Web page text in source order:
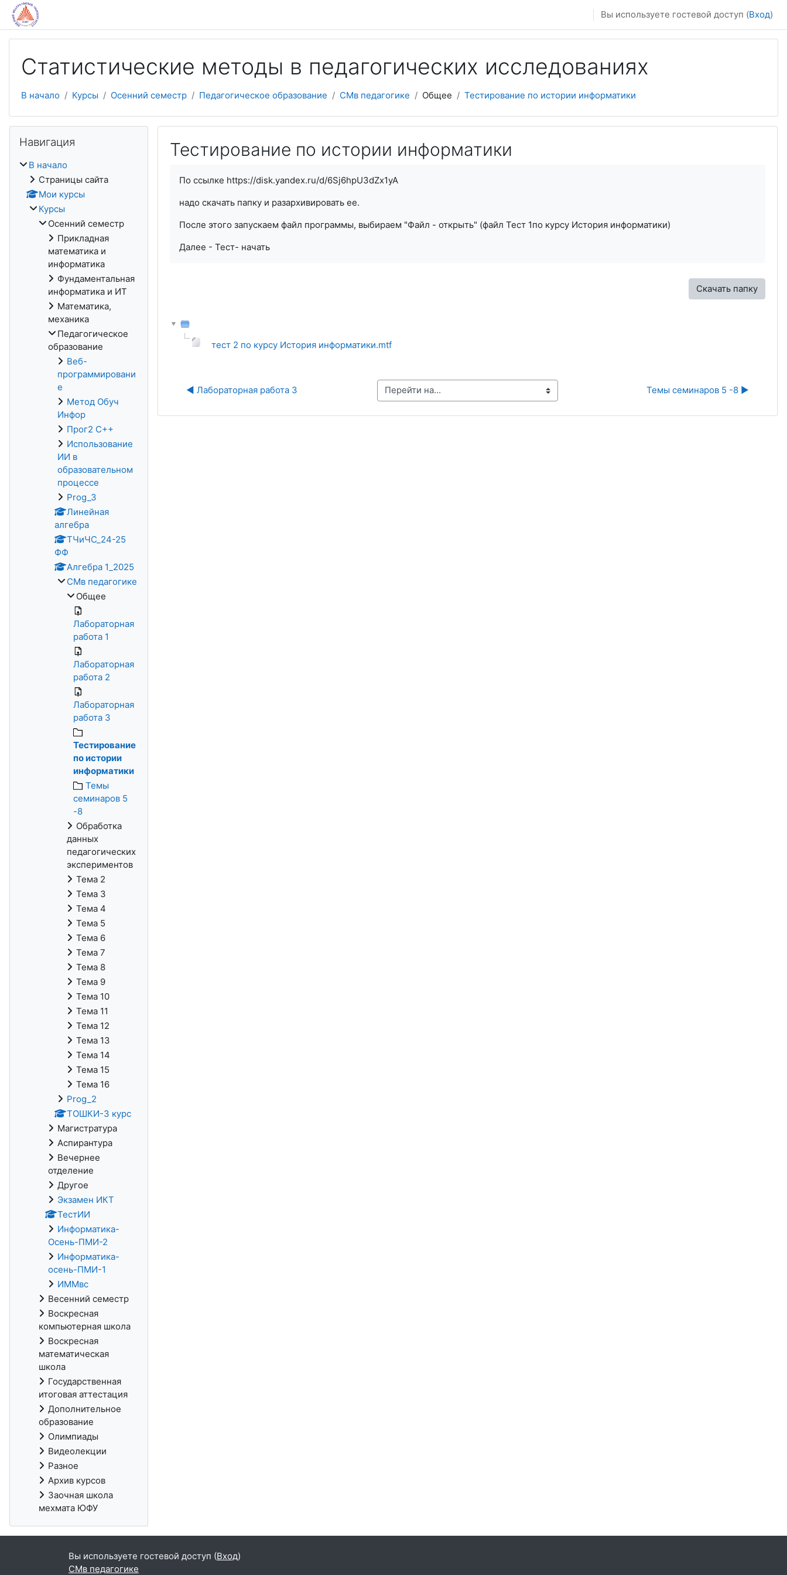
Перейти к основному содержанию
Вы используете гостевой доступ (Вход)
Статистические методы в педагогических исследованиях
В начало Курсы Осенний семестр Педагогическое образование СМв педагогике Общее Тестирование по истории информатики
Тестирование по истории информатики
По ссылке https://disk.yandex.ru/d/6Sj6hpU3dZx1yA
надо скачать папку и разархивировать ее.
После этого запускаем файл программы, выбираем "Файл - открыть" (файл Тест 1по курсу История информатики)
Далее - Тест- начать
Скачать папку
тест 2 по курсу История информатики.mtf
◀︎ Лабораторная работа 3 Перейти на... Темы семинаров 5 -8 ▶︎
Навигация
В начало
Страницы сайта
Мои курсы
Курсы
Осенний семестр
Прикладная
математика и
информатика
Фундаментальная
информатика и ИТ
Математика,
механика
Педагогическое
образование
Веб-
программировани
е
Метод Обуч
Инфор
Прог2 С++
Использование
ИИ в
образовательном
процессе
Prog_3
Линейная
алгебра
ТЧиЧС_24-25
ФФ
Алгебра 1_2025
СМв педагогике
Общее
Лабораторная
работа 1
Лабораторная
работа 2
Лабораторная
работа 3
Тестирование
по истории
информатики
Темы
семинаров 5
-8
Обработка
данных
педагогических
экспериментов
Тема 2
Тема 3
Тема 4
Тема 5
Тема 6
Тема 7
Тема 8
Тема 9
Тема 10
Тема 11
Тема 12
Тема 13
Тема 14
Тема 15
Тема 16
Prog_2
ТОШКИ-3 курс
Магистратура
Аспирантура
Вечернее
отделение
Другое
Экзамен ИКТ
ТестИИ
Информатика-
Осень-ПМИ-2
Информатика-
осень-ПМИ-1
ИММвс
Весенний семестр
Воскресная
компьютерная школа
Воскресная
математическая
школа
Государственная
итоговая аттестация
Дополнительное
образование
Олимпиады
Видеолекции
Разное
Архив курсов
Заочная школа
мехмата ЮФУ
Вы используете гостевой доступ (Вход)
СМв педагогике